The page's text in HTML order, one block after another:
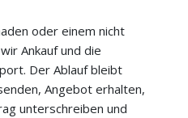
oder einem nicht
Ankauf und die
Der Ablauf bleibt
Angebot erhalten,
unterschreiben und